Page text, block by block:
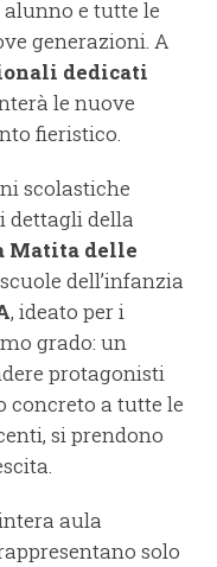
e tutte le
generazioni. A
dedicati
le nuove
fieristico.
scolastiche
dettagli della
Matita delle
dell’infanzia
, ideato per i
grado: un
protagonisti
concreto a tutte le
si prendono
aula
solo